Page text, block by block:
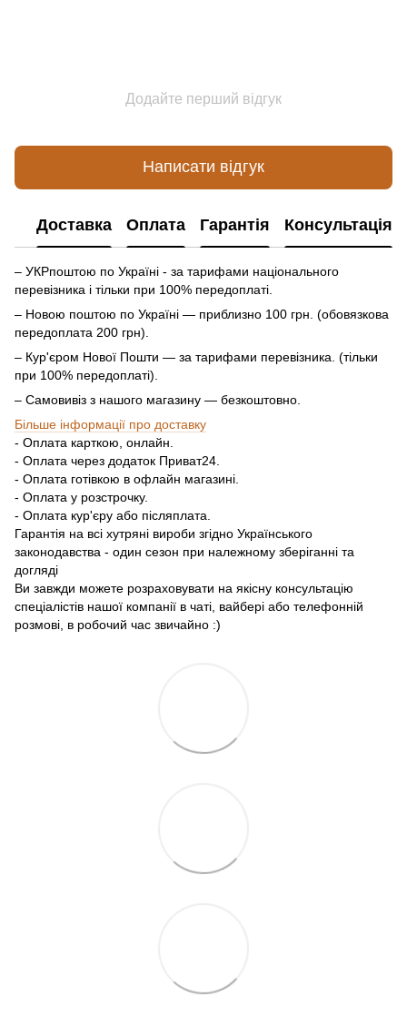
Додайте перший відгук
Написати відгук
Доставка Оплата Гарантія Консультація
– УКРпоштою по Україні - за тарифами національного
перевізника і тільки при 100% передоплаті.
– Новою поштою по Україні — приблизно 100 грн. (обовязкова
передоплата 200 грн).
– Кур'єром Нової Пошти — за тарифами перевізника. (тільки
при 100% передоплаті).
– Самовивіз з нашого магазину — безкоштовно.
Більше інформації про доставку
- Оплата карткою, онлайн.
- Оплата через додаток Приват24.
- Оплата готівкою в офлайн магазині.
- Оплата у розстрочку.
- Оплата кур'єру або післяплата.
Гарантія на всі хутряні вироби згідно Українського
законодавства - один сезон при належному зберіганні та
догляді
Ви завжди можете розраховувати на якісну консультацію
спеціалістів нашої компанії в чаті, вайбері або телефонній
розмові, в робочий час звичайно :)